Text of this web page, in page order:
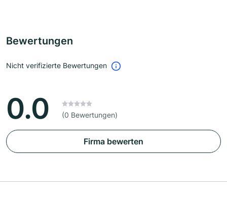
Bewertungen
Nicht verifizierte Bewertungen
0.0 (0 Bewertungen)
Firma bewerten